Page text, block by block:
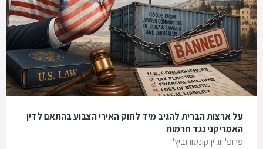
על ארצות הברית להגיב מיד לחוק האירי הצבוע בהתאם לדין
האמריקני נגד חרמות
פרופ' יוג'ין קונטורוביץ'